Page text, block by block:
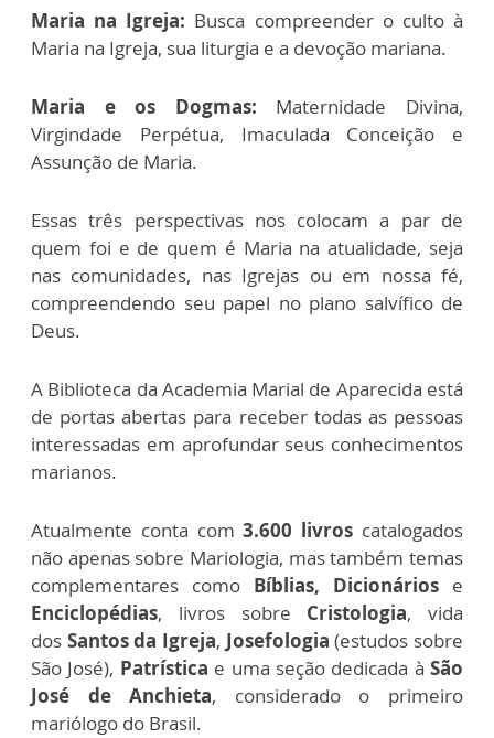
Maria na Igreja: Busca compreender o culto à
Maria na Igreja, sua liturgia e a devoção mariana.
Maria e os Dogmas: Maternidade Divina,
Virgindade Perpétua, Imaculada Conceição e
Assunção de Maria.
Essas três perspectivas nos colocam a par de
quem foi e de quem é Maria na atualidade, seja
nas comunidades, nas Igrejas ou em nossa fé,
compreendendo seu papel no plano salvífico de
Deus.
A Biblioteca da Academia Marial de Aparecida está
de portas abertas para receber todas as pessoas
interessadas em aprofundar seus conhecimentos
marianos.
Atualmente conta com3.600 livros catalogados
não apenas sobre Mariologia, mas também temas
complementares como Bíblias, Dicionários e
Enciclopédias, livros sobre Cristologia, vida
dos Santos da Igreja, Josefologia(estudos sobre
São José), Patrística e uma seção dedicada à São
José de Anchieta, considerado o primeiro
mariólogo do Brasil.